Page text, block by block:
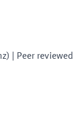
| Peer reviewed